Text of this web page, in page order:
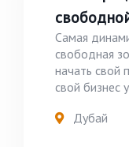
Самая
свободная
начать свой
свой бизнес
Дубай